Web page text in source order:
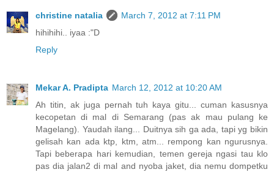
christine natalia
March 7, 2012 at 7:11 PM
hihihihi.. iyaa :"D
Reply
Mekar A. Pradipta March 12, 2012 at 10:20 AM
Ah titin, ak juga pernah tuh kaya gitu... cuman kasusnya
kecopetan di mal di Semarang (pas ak mau pulang ke
Magelang). Yaudah ilang... Duitnya sih ga ada, tapi yg bikin
gelisah kan ada ktp, ktm, atm... rempong kan ngurusnya.
Tapi beberapa hari kemudian, temen gereja ngasi tau klo
pas dia jalan2 di mal and nyoba jaket, dia nemu dompetku